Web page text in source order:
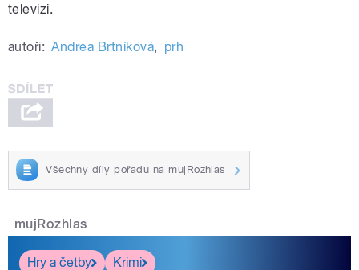
televizi.
autoři: Andrea Brtníková, prh
Všechny díly pořadu na mujRozhlas
mujRozhlas
Hry a četby Krimi